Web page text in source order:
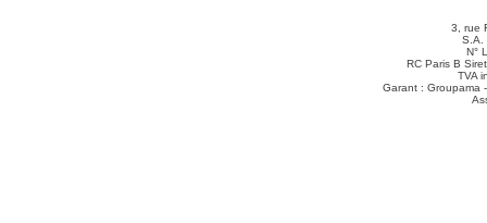
3, rue
S.A.
N°
RC Paris B
TVA
Garant : Groupama